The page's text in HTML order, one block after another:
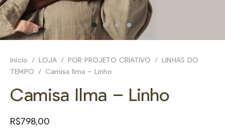
Início / LOJA / POR PROJETO CRIATIVO /
LINHAS DO
TEMPO
/ Camisa Ilma – Linho
Camisa Ilma – Linho
R$798,00